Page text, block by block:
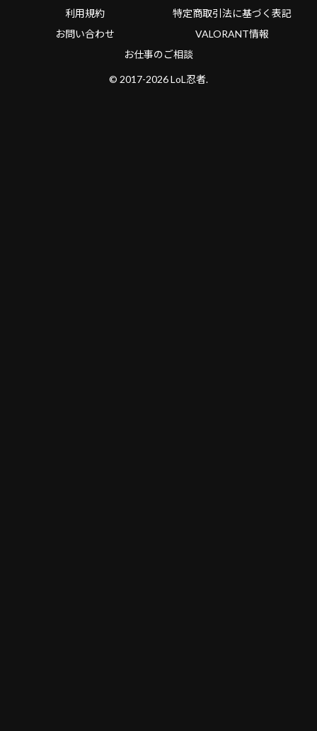
利用規約
特定商取引法に基づく表記
お問い合わせ
VALORANT情報
お仕事のご相談
© 2017-2026 LoL忍者.